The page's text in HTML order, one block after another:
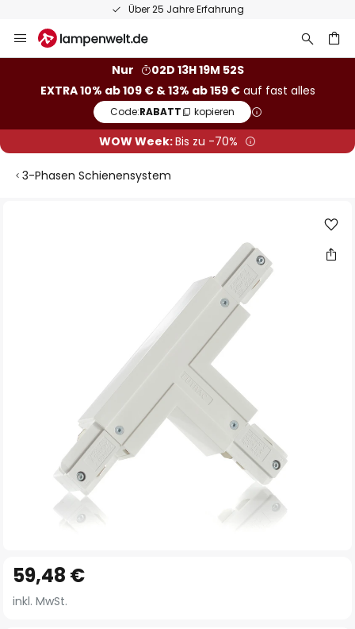
Über 25 Jahre Erfahrung
Inhalt
Nur
02D 13H 19M 51S
EXTRA 10% ab 109 € & 13% ab 159 €auf fast alles
Code:RABATT kopieren
WOW Week:Bis zu -70%
3-Phasen Schienensystem
Anfang
der
59,48 €
inkl. MwSt.